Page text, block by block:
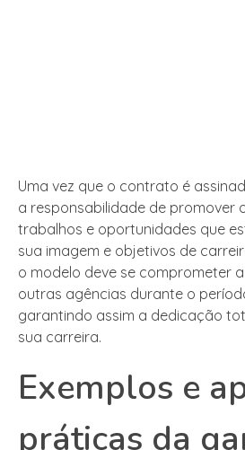
Uma vez que o contrato é
a responsabilidade de promover
trabalhos e oportunidades que
sua imagem e objetivos de
o modelo deve se comprometer
outras agências durante o
garantindo assim a dedicação
sua carreira.
Exemplos e
práticas da